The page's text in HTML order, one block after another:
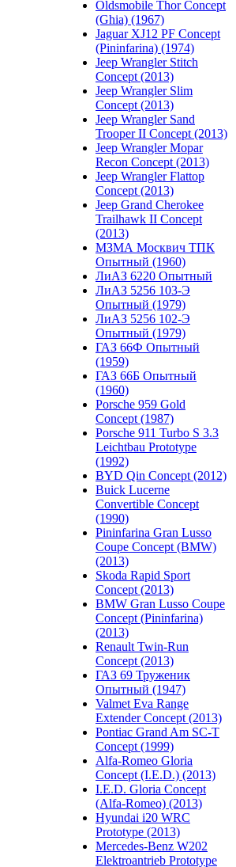
Oldsmobile Thor Concept
(Ghia) (1967)
Jaguar XJ12 PF Concept
(Pininfarina) (1974)
Jeep Wrangler Stitch
Concept (2013)
Jeep Wrangler Slim
Concept (2013)
Jeep Wrangler Sand
Trooper II Concept (2013)
Jeep Wrangler Mopar
Recon Concept (2013)
Jeep Wrangler Flattop
Concept (2013)
Jeep Grand Cherokee
Trailhawk II Concept
(2013)
МЗМА Москвич ТПК
Опытный (1960)
ЛиАЗ 6220 Опытный
ЛиАЗ 5256 103-Э
Опытный (1979)
ЛиАЗ 5256 102-Э
Опытный (1979)
ГАЗ 66Ф Опытный
(1959)
ГАЗ 66Б Опытный
(1960)
Porsche 959 Gold
Concept (1987)
Porsche 911 Turbo S 3.3
Leichtbau Prototype
(1992)
BYD Qin Concept (2012)
Buick Lucerne
Convertible Concept
(1990)
Pininfarina Gran Lusso
Coupe Concept (BMW)
(2013)
Skoda Rapid Sport
Concept (2013)
BMW Gran Lusso Coupe
Concept (Pininfarina)
(2013)
Renault Twin-Run
Concept (2013)
ГАЗ 69 Труженик
Опытный (1947)
Valmet Eva Range
Extender Concept (2013)
Pontiac Grand Am SC-T
Concept (1999)
Alfa-Romeo Gloria
Concept (I.E.D.) (2013)
I.E.D. Gloria Concept
(Alfa-Romeo) (2013)
Hyundai i20 WRC
Prototype (2013)
Mercedes-Benz W202
Elektroantrieb Prototype